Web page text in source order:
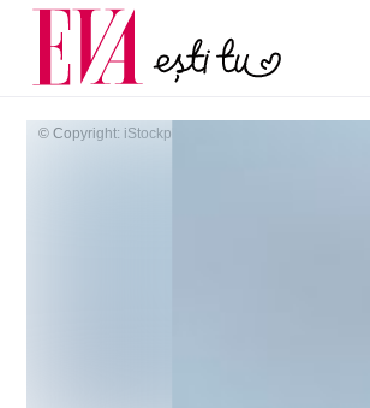
© Copyright: iStockphoto
Carieră
Actualitate